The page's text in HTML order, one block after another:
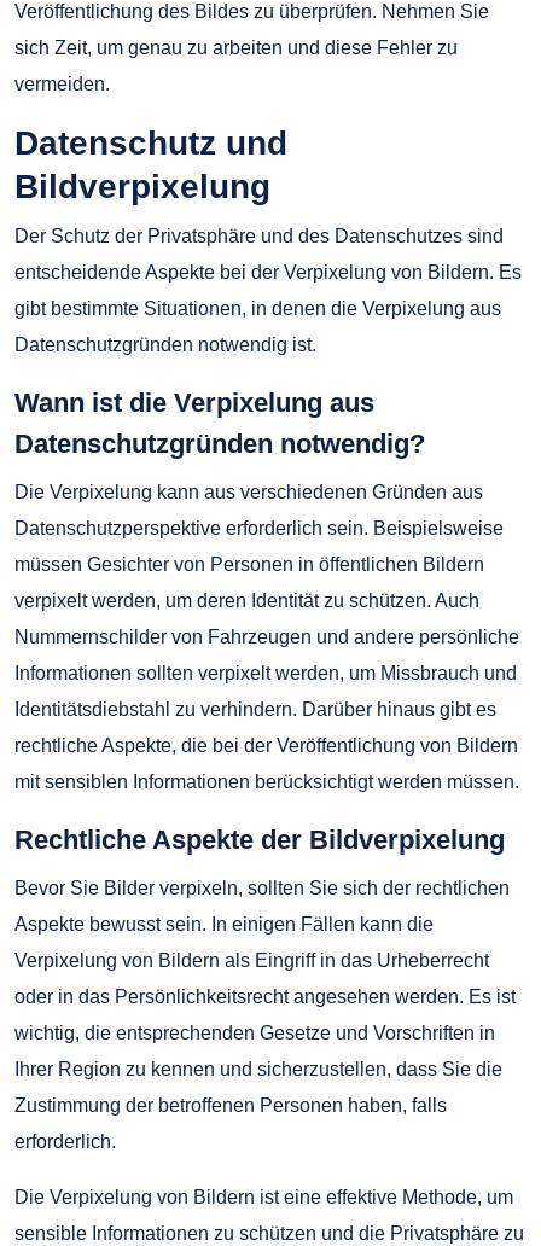
Veröffentlichung des Bildes zu überprüfen. Nehmen Sie
sich Zeit, um genau zu arbeiten und diese Fehler zu
vermeiden.
Datenschutz und
Bildverpixelung
Der Schutz der Privatsphäre und des Datenschutzes sind
entscheidende Aspekte bei der Verpixelung von Bildern. Es
gibt bestimmte Situationen, in denen die Verpixelung aus
Datenschutzgründen notwendig ist.
Wann ist die Verpixelung aus
Datenschutzgründen notwendig?
Die Verpixelung kann aus verschiedenen Gründen aus
Datenschutzperspektive erforderlich sein. Beispielsweise
müssen Gesichter von Personen in öffentlichen Bildern
verpixelt werden, um deren Identität zu schützen. Auch
Nummernschilder von Fahrzeugen und andere persönliche
Informationen sollten verpixelt werden, um Missbrauch und
Identitätsdiebstahl zu verhindern. Darüber hinaus gibt es
rechtliche Aspekte, die bei der Veröffentlichung von Bildern
mit sensiblen Informationen berücksichtigt werden müssen.
Rechtliche Aspekte der Bildverpixelung
Bevor Sie Bilder verpixeln, sollten Sie sich der rechtlichen
Aspekte bewusst sein. In einigen Fällen kann die
Verpixelung von Bildern als Eingriff in das Urheberrecht
oder in das Persönlichkeitsrecht angesehen werden. Es ist
wichtig, die entsprechenden Gesetze und Vorschriften in
Ihrer Region zu kennen und sicherzustellen, dass Sie die
Zustimmung der betroffenen Personen haben, falls
erforderlich.
Die Verpixelung von Bildern ist eine effektive Methode, um
sensible Informationen zu schützen und die Privatsphäre zu